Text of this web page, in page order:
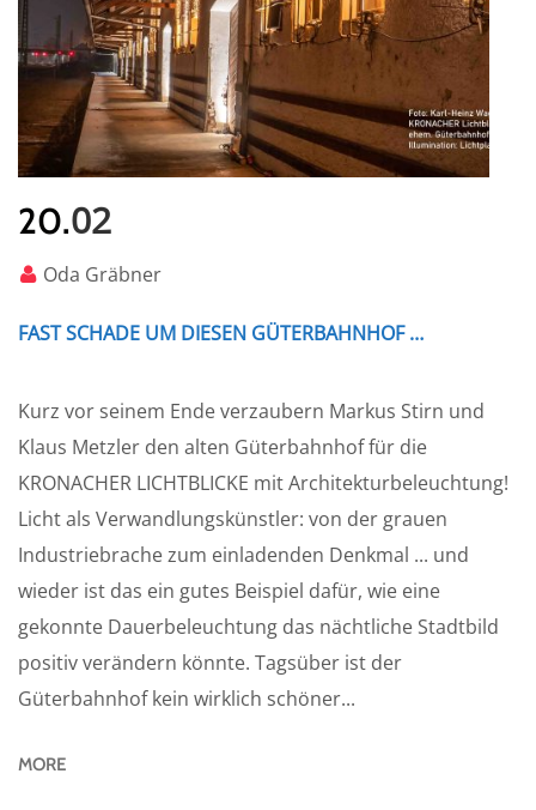
20.02
Oda Gräbner
FAST SCHADE UM DIESEN GÜTERBAHNHOF …
Kurz vor seinem Ende verzaubern Markus Stirn und
Klaus Metzler den alten Güterbahnhof für die
KRONACHER LICHTBLICKE mit Architekturbeleuchtung!
Licht als Verwandlungskünstler: von der grauen
Industriebrache zum einladenden Denkmal ... und
wieder ist das ein gutes Beispiel dafür, wie eine
gekonnte Dauerbeleuchtung das nächtliche Stadtbild
positiv verändern könnte. Tagsüber ist der
Güterbahnhof kein wirklich schöner...
MORE